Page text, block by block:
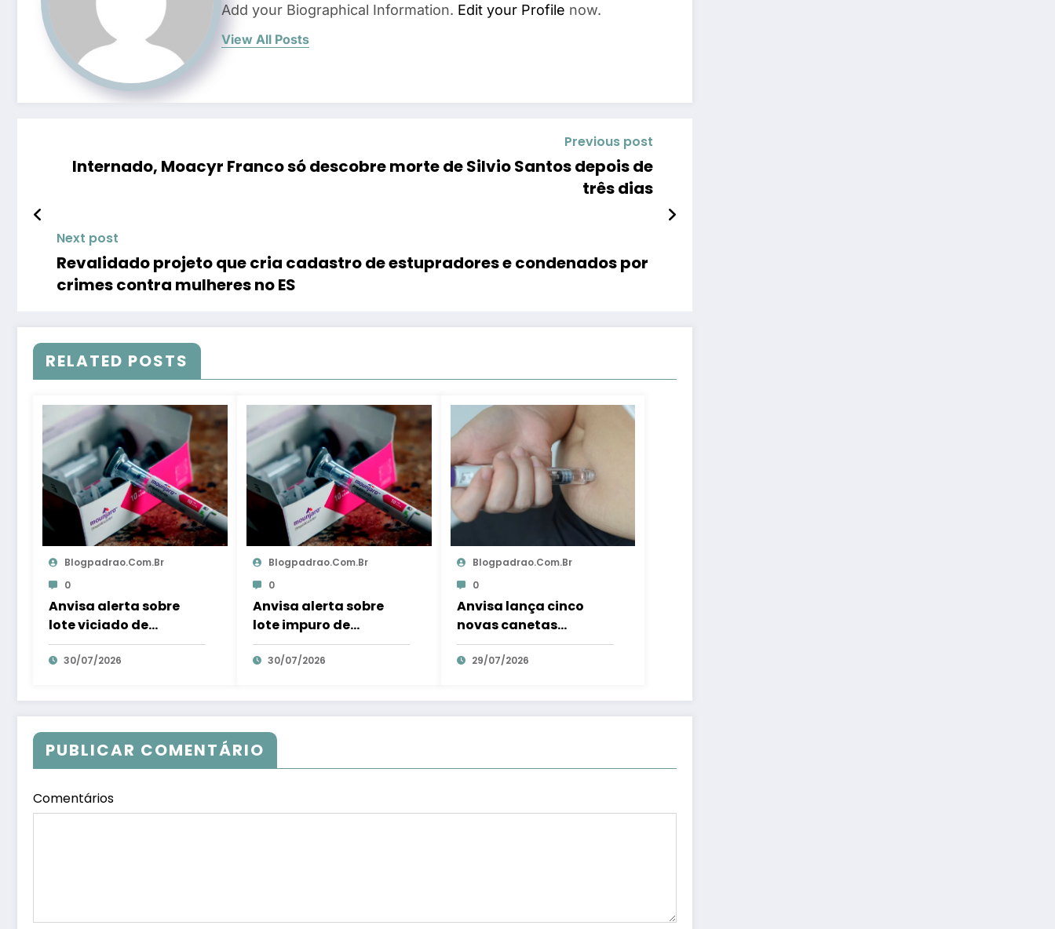
Add your Biographical Information. Edit your Profile now.
View All Posts
Previous post
Internado, Moacyr Franco só descobre morte de Silvio Santos depois de
três dias
Next post
Revalidado projeto que cria cadastro de estupradores e condenados por
crimes contra mulheres no ES
RELATED POSTS
Blogpadrao.com.br
0
Anvisa alerta sobre
lote viciado de
Mounjaro e ordena
inquietação imediata
30/07/2026
Blogpadrao.com.br
0
Anvisa alerta sobre
lote impuro de
Mounjaro e ordena
mortificação imediata
30/07/2026
Blogpadrao.com.br
0
Anvisa lança cinco
novas canetas
emagrecedoras no
Brasil; confira o que
29/07/2026
PUBLICAR COMENTÁRIO
Comentários